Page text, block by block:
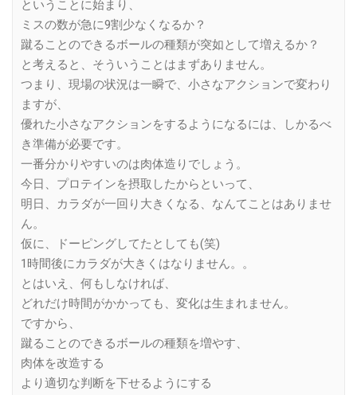
ということに始まり、
ミスの数が急に9割少なくなるか？
蹴ることのできるボールの種類が突如として増えるか？
と考えると、そういうことはまずありません。
つまり、現場の状況は一瞬で、小さなアクションで変わり
ますが、
優れた小さなアクションをするようになるには、しかるべ
き準備が必要です。
一番分かりやすいのは肉体造りでしょう。
今日、プロテインを摂取したからといって、
明日、カラダが一回り大きくなる、なんてことはありませ
ん。
仮に、ドーピングしてたとしても(笑)
1時間後にカラダが大きくはなりません。。
とはいえ、何もしなければ、
どれだけ時間がかかっても、変化は生まれません。
ですから、
蹴ることのできるボールの種類を増やす、
肉体を改造する
より適切な判断を下せるようにする